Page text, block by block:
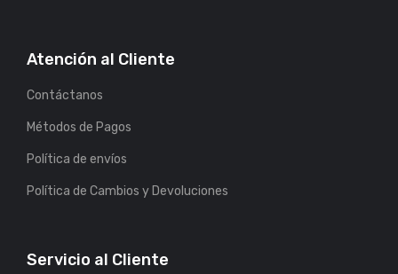
Atención al Cliente
Contáctanos
Métodos de Pagos
Política de envíos
Política de Cambios y Devoluciones
Servicio al Cliente